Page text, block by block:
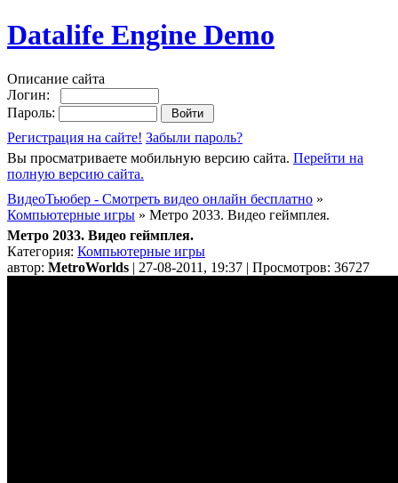
Datalife Engine Demo
Описание сайта
Логин:
Пароль:
Регистрация на сайте! Забыли пароль?
Вы просматриваете мобильную версию сайта. Перейти на
полную версию сайта.
ВидеоТьюбер - Смотреть видео онлайн бесплатно »
Компьютерные игры » Метро 2033. Видео геймплея.
Метро 2033. Видео геймплея.
Категория: Компьютерные игры
автор: MetroWorlds | 27-08-2011, 19:37 | Просмотров: 36727